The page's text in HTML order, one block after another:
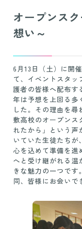
オープンス
想い～
6月13日（土）に開
て、イベントスタッ
護者の皆様へ配布す
年は予想を上回る多
した。その理由を
敷高校のオープンス
れたから」という声
いていた生徒たちが
心を込めて準備を進
へと受け継がれる温
きな魅力の一つです
同、皆様にお会いで